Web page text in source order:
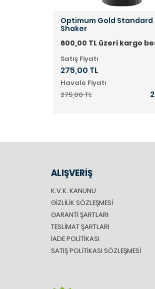
Optimum Gold Standard
Shaker
600,00 TL üzeri kargo
Satış Fiyatı
275,00 TL
Havale Fiyatı
275,00 TL
ALIŞVERİŞ
K.V.K. KANUNU
GIZLILIK SÖZLEŞMESI
GARANTI ŞARTLARI
TESLIMAT ŞARTLARI
İADE POLITIKASI
SATIŞ POLITIKASI SÖZLEŞMESI